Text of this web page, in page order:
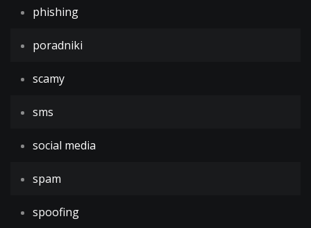
phishing
poradniki
scamy
sms
social media
spam
spoofing